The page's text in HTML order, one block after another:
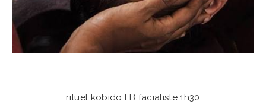
rituel kobido LB facialiste 1h30